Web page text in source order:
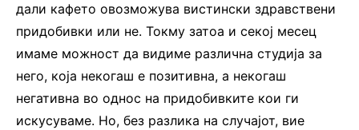
дали кафето овозможува вистински здравствени
придобивки или не. Токму затоа и секој месец
имаме можност да видиме различна студија за
него, која некогаш е позитивна, а некогаш
негативна во однос на придобивките кои ги
искусуваме. Но, без разлика на случајот, вие